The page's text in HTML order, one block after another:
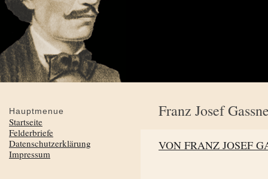
Franz Josef
VON FRANZ JOSEF
Hauptmenue
Startseite
Felderbriefe
Datenschutzerklärung
Impressum